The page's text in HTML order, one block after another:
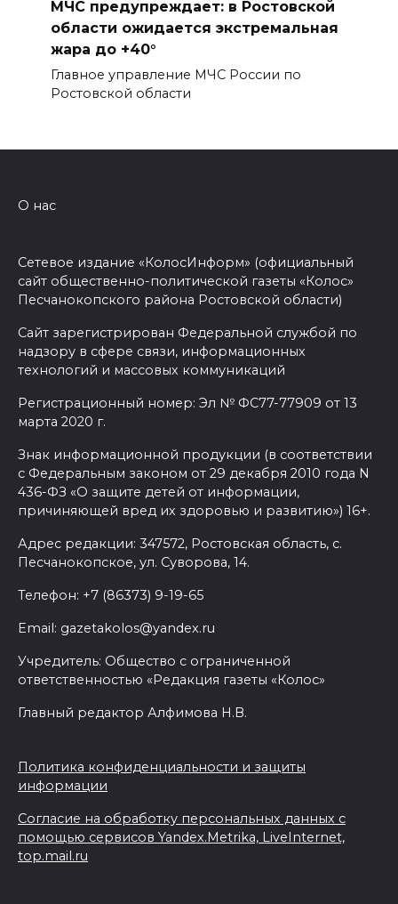
МЧС предупреждает: в Ростовской
области ожидается экстремальная
жара до +40°
Главное управление МЧС России по
Ростовской области
О нас
Сетевое издание «КолосИнформ» (официальный
сайт общественно-политической газеты «Колос»
Песчанокопского района Ростовской области)
Сайт зарегистрирован Федеральной службой по
надзору в сфере связи, информационных
технологий и массовых коммуникаций
Регистрационный номер: Эл № ФС77-77909 от 13
марта 2020 г.
Знак информационной продукции (в соответствии
с Федеральным законом от 29 декабря 2010 года N
436-ФЗ «О защите детей от информации,
причиняющей вред их здоровью и развитию») 16+.
Адрес редакции: 347572, Ростовская область, с.
Песчанокопское, ул. Суворова, 14.
Телефон: +7 (86373) 9-19-65
Email: gazetakolos@yandex.ru
Учредитель: Общество с ограниченной
ответственностью «Редакция газеты «Колос»
Главный редактор Алфимова Н.В.
Политика конфиденциальности и защиты
информации
Согласие на обработку персональных данных с
помощью сервисов Yandex.Metrika, LiveInternet,
top.mail.ru